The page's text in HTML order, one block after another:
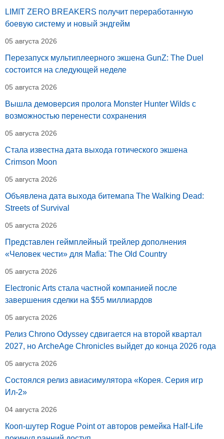
LIMIT ZERO BREAKERS получит переработанную
боевую систему и новый эндгейм
05 августа 2026
Перезапуск мультиплеерного экшена GunZ: The Duel
состоится на следующей неделе
05 августа 2026
Вышла демоверсия пролога Monster Hunter Wilds с
возможностью перенести сохранения
05 августа 2026
Стала известна дата выхода готического экшена
Crimson Moon
05 августа 2026
Объявлена дата выхода битемапа The Walking Dead:
Streets of Survival
05 августа 2026
Представлен геймплейный трейлер дополнения
«Человек чести» для Mafia: The Old Country
05 августа 2026
Electronic Arts стала частной компанией после
завершения сделки на $55 миллиардов
05 августа 2026
Релиз Chrono Odyssey сдвигается на второй квартал
2027, но ArcheAge Chronicles выйдет до конца 2026 года
05 августа 2026
Состоялся релиз авиасимулятора «Корея. Серия игр
Ил-2»
04 августа 2026
Кооп-шутер Rogue Point от авторов ремейка Half-Life